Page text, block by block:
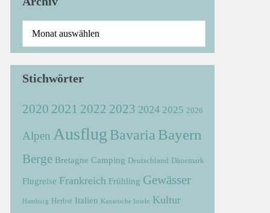
Stichwörter
2020 2021 2022 2023 2024 2025 2026
Alpen Ausflug Bavaria Bayern
Berge Bretagne Camping Deutschland Dänemark
Flugreise Frankreich Frühling Gewässer
Hamburg Herbst Italien Kanarische Inseln Kultur